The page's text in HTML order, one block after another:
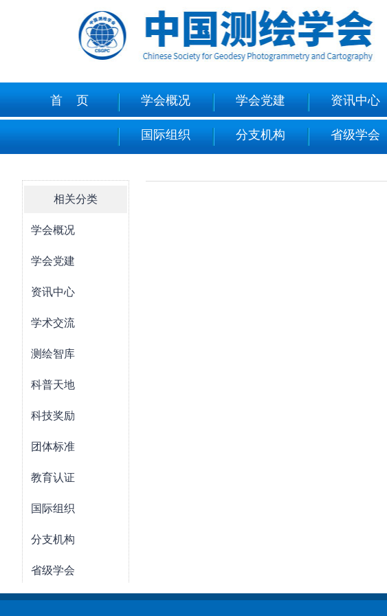
首 页 学会概况 学会党建 资讯中心
国际组织 分支机构 省级学会
相关分类
学会概况
学会党建
资讯中心
学术交流
测绘智库
科普天地
科技奖励
团体标准
教育认证
国际组织
分支机构
省级学会
团体会员